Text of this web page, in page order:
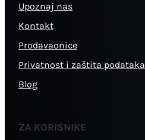
Upoznaj nas
Kontakt
Prodavaonice
Privatnost i zaštita podataka
Blog
ZA KORISNIKE